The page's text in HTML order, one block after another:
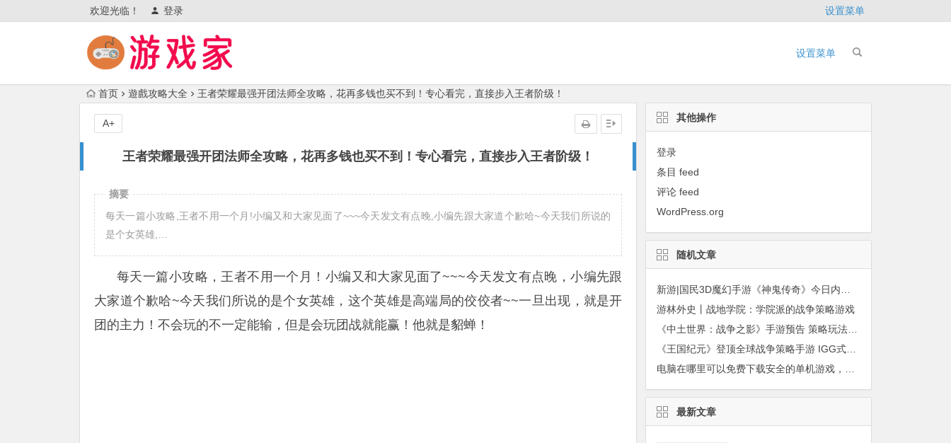
欢迎光临！ 登录 设置菜单
设置菜单
首页 遊戲攻略大全 王者荣耀最强开团法师全攻略，花再多钱也买不到！专心看完，直接步入王者阶级！
王者荣耀最强开团法师全攻略，花再多钱也买不到！专心看完，直接步入王者阶级！
A+
摘要
每天一篇小攻略,王者不用一个月!小编又和大家见面了~~~今天发文有点晚,小编先跟大家道个歉哈~今天我们所说的
是个女英雄,…
每天一篇小攻略，王者不用一个月！小编又和大家见面了~~~今天发文有点晚，小编先跟
大家道个歉哈~今天我们所说的是个女英雄，这个英雄是高端局的佼佼者~~一旦出现，就是开
团的主力！不会玩的不一定能输，但是会玩团战就能赢！他就是貂蝉！
其他操作
登录
条目 feed
评论 feed
WordPress.org
随机文章
游林外史丨战地学院：学院派的战争策略游戏
《中土世界：战争之影》手游预告 策略玩法操作简单
《王国纪元》登顶全球战争策略手游 IGG式“全球国战”竟如此神奇？
最新文章